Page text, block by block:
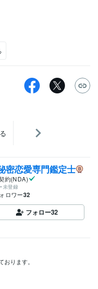
密恋愛専門鑑定士
約(NDA)
未登録
ロワー32
フォロー32
ります。